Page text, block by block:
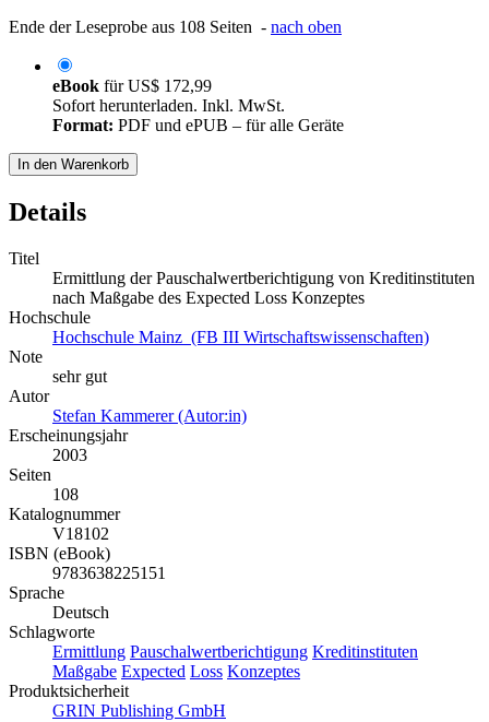
Ende der Leseprobe aus 108 Seiten - nach oben
eBook fürUS$ 172,99
Sofort herunterladen. Inkl. MwSt.
Format: PDF und ePUB – für alle Geräte
In den Warenkorb
Details
Titel
Ermittlung der Pauschalwertberichtigung von Kreditinstituten
nach Maßgabe des Expected Loss Konzeptes
Hochschule
Hochschule Mainz (FB III Wirtschaftswissenschaften)
Note
sehr gut
Autor
Stefan Kammerer (Autor:in)
Erscheinungsjahr
2003
Seiten
108
Katalognummer
V18102
ISBN (eBook)
9783638225151
Sprache
Deutsch
Schlagworte
Ermittlung Pauschalwertberichtigung Kreditinstituten
Maßgabe Expected Loss Konzeptes
Produktsicherheit
GRIN Publishing GmbH